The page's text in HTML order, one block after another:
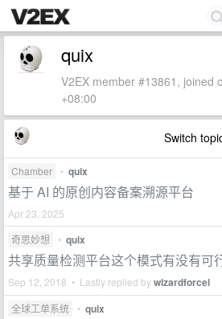
quix
V2EX member #13861, joined
+08:00
Switch
Chamber • quix
基于 AI 的原创内容备案溯源平台
Apr 23, 2025
奇思妙想
• quix
共享质量检测平台这个模式有没有可
Sep 12, 2018 • Lastly replied bywizardforcel
全球工单系统 • quix